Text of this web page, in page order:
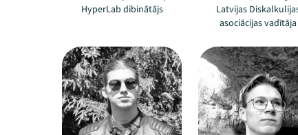
HyperLab dibinātājs
Latvijas
asociācijas vadītāja